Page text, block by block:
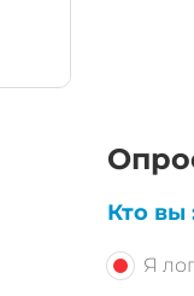
Кто вы
Я